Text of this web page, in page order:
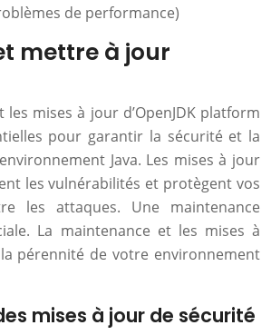
de performance)
mettre à jour
les mises à jour d’OpenJDK platform
pour garantir la sécurité et la
Java. Les mises à jour
les vulnérabilités et protègent vos
les attaques. Une maintenance
La maintenance et les mises à
pérennité de votre environnement
mises à jour de sécurité